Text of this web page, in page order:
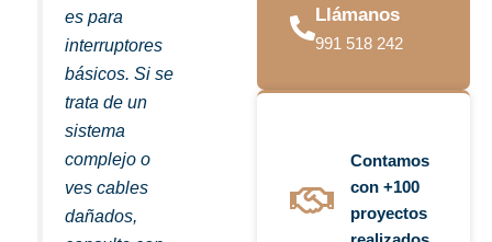
es para
interruptores
básicos. Si se
trata de un
sistema
complejo o
ves cables
dañados,
Llámanos
991 518 242
Contamos
con +100
proyectos